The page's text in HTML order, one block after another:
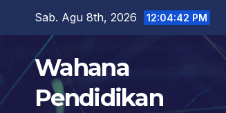
content
Sab. Agu 8th, 2026 12:04:43 PM
Wahana
Pendidikan